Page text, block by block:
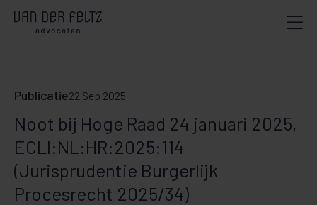
Publicatie22 Sep 2025
Noot bij Hoge Raad 24 januari 2025,
ECLI:NL:HR:2025:114
(Jurisprudentie Burgerlijk
Procesrecht 2025/34)